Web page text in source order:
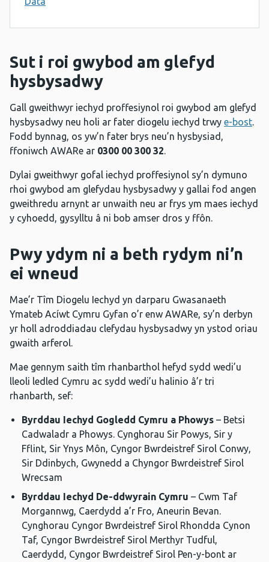
Sut i roi gwybod am glefyd
hysbysadwy
Gall gweithwyr iechyd proffesiynol roi gwybod am glefyd
hysbysadwy neu holi ar fater diogelu iechyd trwy e-bost.
Fodd bynnag, os yw’n fater brys neu’n hysbysiad,
ffoniwch AWARe ar 0300 00 300 32.
Dylai gweithwyr gofal iechyd proffesiynol sy’n dymuno
rhoi gwybod am glefydau hysbysadwy y gallai fod angen
gweithredu arnynt ar unwaith neu ar frys ym maes iechyd
y cyhoedd, gysylltu â ni bob amser dros y ffôn.
Pwy ydym ni a beth rydym ni’n
ei wneud
Mae’r Tîm Diogelu Iechyd yn darparu Gwasanaeth
Ymateb Acíwt Cymru Gyfan o’r enw AWARe, sy’n derbyn
yr holl adroddiadau clefydau hysbysadwy yn ystod oriau
gwaith arferol.
Mae gennym saith tîm rhanbarthol hefyd sydd wedi’u
lleoli ledled Cymru ac sydd wedi’u halinio â’r tri
rhanbarth, sef:
Byrddau Iechyd Gogledd Cymru a Phowys – Betsi
Cadwaladr a Phowys. Cynghorau Sir Powys, Sir y
Fflint, Sir Ynys Môn, Cyngor Bwrdeistref Sirol Conwy,
Sir Ddinbych, Gwynedd a Chyngor Bwrdeistref Sirol
Wrecsam
Byrddau Iechyd De-ddwyrain Cymru – Cwm Taf
Morgannwg, Caerdydd a’r Fro, Aneurin Bevan.
Cynghorau Cyngor Bwrdeistref Sirol Rhondda Cynon
Taf, Cyngor Bwrdeistref Sirol Merthyr Tudful,
Caerdydd, Cyngor Bwrdeistref Sirol Pen-y-bont ar